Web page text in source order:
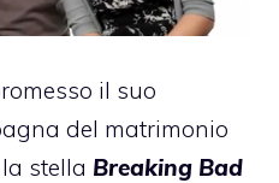
il suo
del matrimonio
la stella Breaking Bad